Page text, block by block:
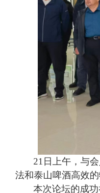
21日上午，与
法和泰山啤酒高效
本次论坛的成